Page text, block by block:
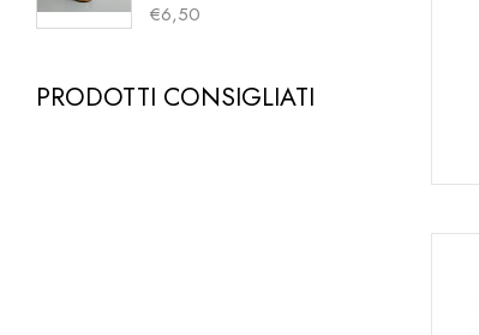
€6,50
PRODOTTI CONSIGLIATI